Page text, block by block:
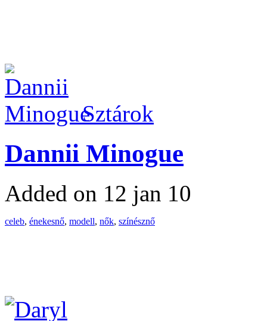
Sztárok
Dannii Minogue
Added on 12 jan 10
celeb, énekesnő, modell, nők, színésznő